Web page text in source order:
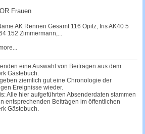
Frauen
AK Rennen Gesamt 116 Opitz, IrisAK40 5
152 Zimmermann,...
eine Auswahl von Beiträgen aus dem
Gästebuch.
ziemlich gut eine Chronologie der
Ereignisse wieder.
Alle hier aufgeführten Absenderdaten stammen
entsprechenden Beiträgen im öffentlichen
Gästebuch.